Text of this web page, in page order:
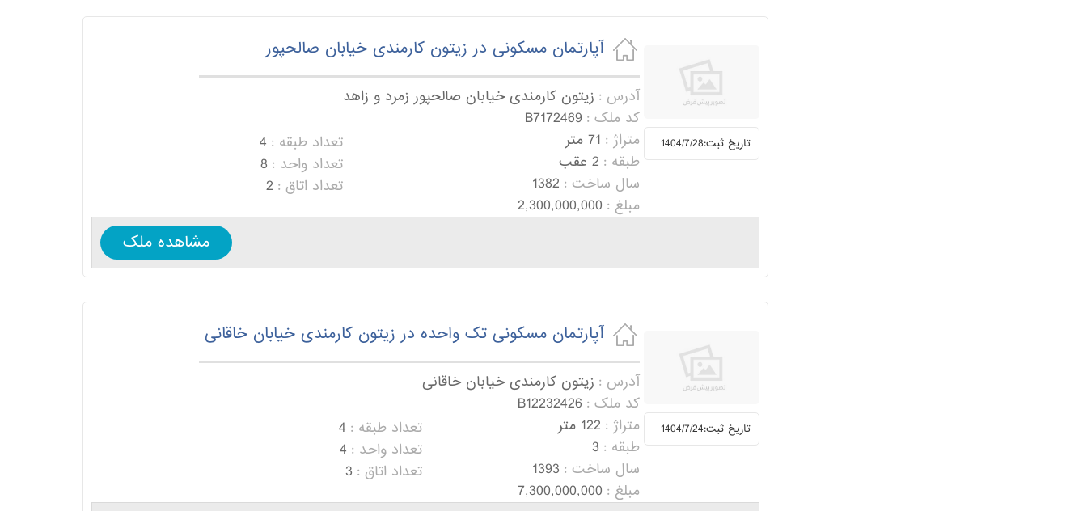
تاریخ ثبت:1404/7/28
آپارتمان مسکونی در زیتون کارمندی خیابان صالحپور
آدرس : زیتون کارمندی خیابان صالحپور زمرد و زاهد
کد ملک : B7172469
متراژ : 71 متر
طبقه : 2 عقب
سال ساخت : 1382
مبلغ : 2,300,000,000
تعداد طبقه : 4
تعداد واحد : 8
تعداد اتاق : 2
مشاهده ملک
تاریخ ثبت:1404/7/24
آپارتمان مسکونی تک واحده در زیتون کارمندی خیابان خاقانی
آدرس : زیتون کارمندی خیابان خاقانی
کد ملک : B12232426
متراژ : 122 متر
طبقه : 3
سال ساخت : 1393
مبلغ : 7,300,000,000
تعداد طبقه : 4
تعداد واحد : 4
تعداد اتاق : 3